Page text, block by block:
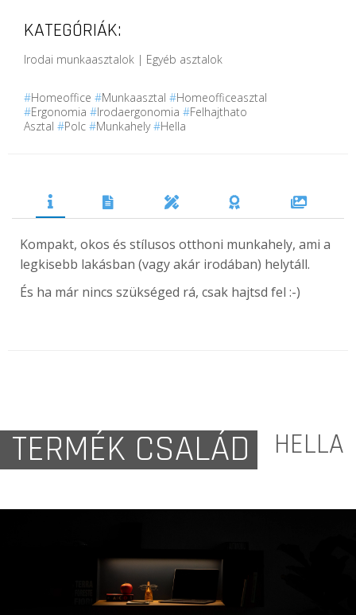
KATEGÓRIÁK:
Irodai munkaasztalok | Egyéb asztalok
#Homeoffice #Munkaasztal #Homeofficeasztal
#Ergonomia #Irodaergonomia #Felhajthato
Asztal #Polc #Munkahely#Hella
Kompakt, okos és stílusos otthoni munkahely, ami a
legkisebb lakásban (vagy akár irodában) helytáll.
És ha már nincs szükséged rá, csak hajtsd fel :-)
TERMÉK CSALÁD HELLA